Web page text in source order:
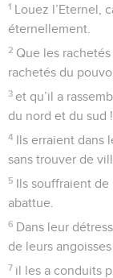
1 Louez l’Eternel,
éternellement.
2 Que les
rachetés du
3 et qu’il a
du nord et du sud !
4 Ils erraient dans
sans trouver de
5 Ils souffraient
abattue.
6 Dans leur
de leurs angoisses
7 il les a conduits